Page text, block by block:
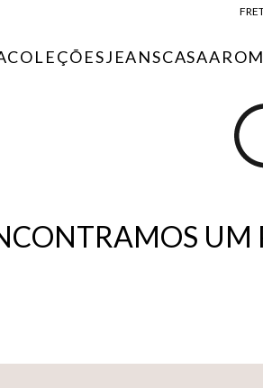
10% OFF NA
COLEÇÕESJEANSCASA
UM